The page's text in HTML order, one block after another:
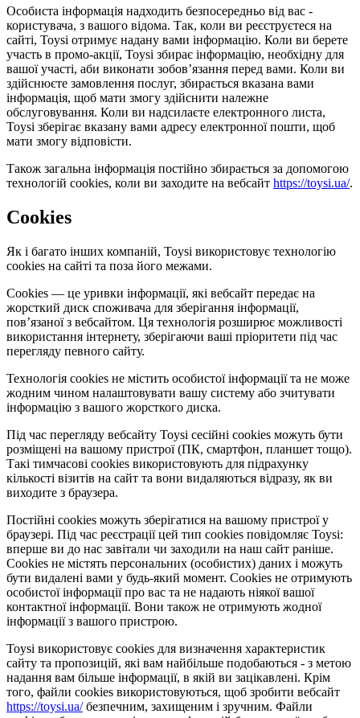
Особиста інформація надходить безпосередньо від вас -
користувача, з вашого відома. Так, коли ви реєструєтеся на
сайті, Toysi отримує надану вами інформацію. Коли ви берете
участь в промо-акції, Toysi збирає інформацію, необхідну для
вашої участі, аби виконати зобов’язання перед вами. Коли ви
здійснюєте замовлення послуг, збирається вказана вами
інформація, щоб мати змогу здійснити належне
обслуговування. Коли ви надсилаєте електронного листа,
Toysi зберігає вказану вами адресу електронної пошти, щоб
мати змогу відповісти.
Також загальна інформація постійно збирається за допомогою
технологій cookies, коли ви заходите на вебсайт https://toysi.ua/.
Cookies
Як і багато інших компаній, Toysi використовує технологію
cookies на сайті та поза його межами.
Cookies — це уривки інформації, які вебсайт передає на
жорсткий диск споживача для зберігання інформації,
пов’язаної з вебсайтом. Ця технологія розширює можливості
використання інтернету, зберігаючи ваші пріоритети під час
перегляду певного сайту.
Технологія cookies не містить особистої інформації та не може
жодним чином налаштовувати вашу систему або зчитувати
інформацію з вашого жорсткого диска.
Під час перегляду вебсайту Toysi сесійні cookies можуть бути
розміщені на вашому пристрої (ПК, смартфон, планшет тощо).
Такі тимчасові cookies використовують для підрахунку
кількості візитів на сайт та вони видаляються відразу, як ви
виходите з браузера.
Постійні cookies можуть зберігатися на вашому пристрої у
браузері. Під час реєстрації цей тип cookies повідомляє Toysi:
вперше ви до нас завітали чи заходили на наш сайт раніше.
Cookies не містять персональних (особистих) даних і можуть
бути видалені вами у будь-який момент. Сookies не отримують
особистої інформації про вас та не надають ніякої вашої
контактної інформації. Вони також не отримують жодної
інформації з вашого пристрою.
Toysi використовує cookies для визначення характеристик
сайту та пропозицій, які вам найбільше подобаються - з метою
надання вам більше інформації, в якій ви зацікавлені. Крім
того, файли cookies використовуються, щоб зробити вебсайт
https://toysi.ua/безпечним, захищеним і зручним. Файли